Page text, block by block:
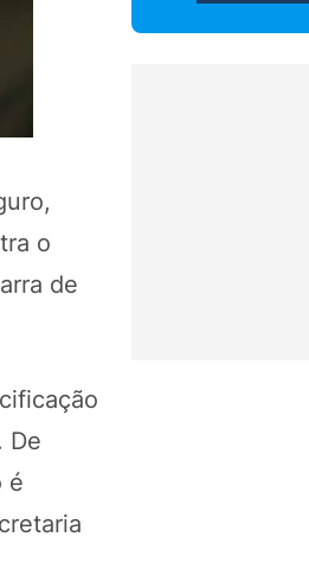
o
de
De
é